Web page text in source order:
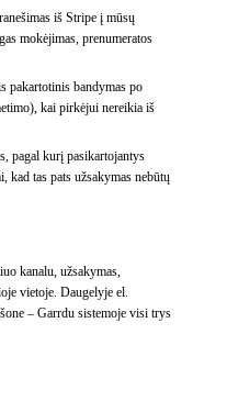
iš Stripe į mūsų
mokėjimas, prenumeratos
pakartotinis bandymas po
kai pirkėjui nereikia iš
pagal kurį pasikartojantys
kad tas pats užsakymas nebūtų
kanalu, užsakymas,
vietoje. Daugelyje el.
– Garrdu sistemoje visi trys